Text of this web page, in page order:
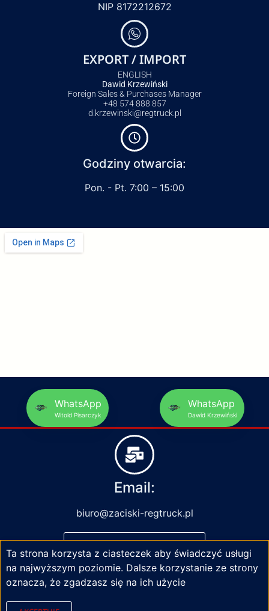
NIP 8172212672
EXPORT / IMPORT
ENGLISH
Dawid Krzewiński
Foreign Sales & Purchases Manager
+48 574 888 857
d.krzewinski@regtruck.pl
Godziny otwarcia:
Pon. - Pt. 7:00 – 15:00
WhatsApp
Witold Pisarczyk
WhatsApp
Dawid Krzewiński
Email:
biuro@zaciski-regtruck.pl
NAPISZ DO NAS
Ta strona korzysta z ciasteczek aby świadczyć usługi
na najwyższym poziomie. Dalsze korzystanie ze strony
oznacza, że zgadzasz się na ich użycie